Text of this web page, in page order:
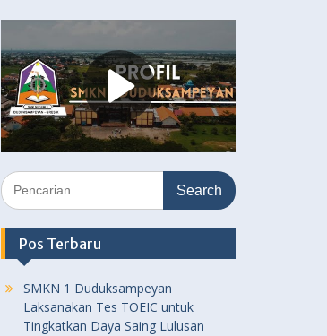
Search
for:
Pos Terbaru
SMKN 1 Duduksampeyan
Laksanakan Tes TOEIC untuk
Tingkatkan Daya Saing Lulusan